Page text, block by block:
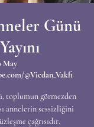
Günü
May
@Vicdan_Vakfi
toplumun görmezden
annelerin sessizliğini
çağrısıdır.